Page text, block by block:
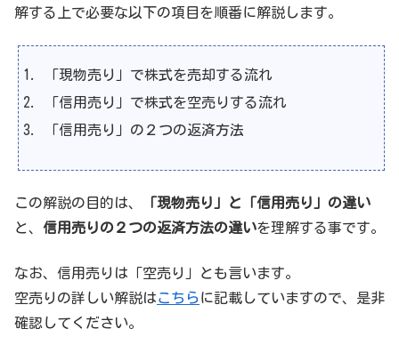
解する上で必要な以下の項目を順番に解説します。
「現物売り」で株式を売却する流れ
「信用売り」で株式を空売りする流れ
「信用売り」の２つの返済方法
この解説の目的は、
「現物売り」と「信用売り」の違い
と、 信用売りの２つの返済方法の違いを理解する事です。
なお、信用売りは「空売り」とも言います。
空売りの詳しい解説はこちらに記載していますので、是非
確認してください。